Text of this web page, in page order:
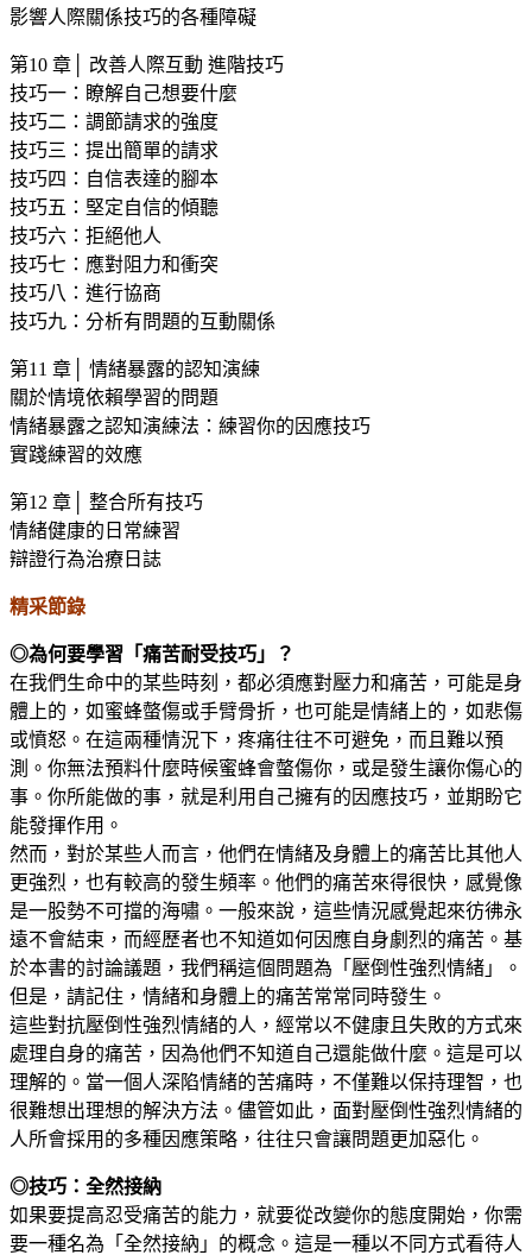
影響人際關係技巧的各種障礙
第10 章│ 改善人際互動 進階技巧
技巧一：瞭解自己想要什麼
技巧二：調節請求的強度
技巧三：提出簡單的請求
技巧四：自信表達的腳本
技巧五：堅定自信的傾聽
技巧六：拒絕他人
技巧七：應對阻力和衝突
技巧八：進行協商
技巧九：分析有問題的互動關係
第11 章│ 情緒暴露的認知演練
關於情境依賴學習的問題
情緒暴露之認知演練法：練習你的因應技巧
實踐練習的效應
第12 章│ 整合所有技巧
情緒健康的日常練習
辯證行為治療日誌
精采節錄
◎為何要學習「痛苦耐受技巧」？
在我們生命中的某些時刻，都必須應對壓力和痛苦，可能是身
體上的，如蜜蜂螫傷或手臂骨折，也可能是情緒上的，如悲傷
或憤怒。在這兩種情況下，疼痛往往不可避免，而且難以預
測。你無法預料什麼時候蜜蜂會螫傷你，或是發生讓你傷心的
事。你所能做的事，就是利用自己擁有的因應技巧，並期盼它
能發揮作用。
然而，對於某些人而言，他們在情緒及身體上的痛苦比其他人
更強烈，也有較高的發生頻率。他們的痛苦來得很快，感覺像
是一股勢不可擋的海嘯。一般來說，這些情況感覺起來彷彿永
遠不會結束，而經歷者也不知道如何因應自身劇烈的痛苦。基
於本書的討論議題，我們稱這個問題為「壓倒性強烈情緒」。
但是，請記住，情緒和身體上的痛苦常常同時發生。
這些對抗壓倒性強烈情緒的人，經常以不健康且失敗的方式來
處理自身的痛苦，因為他們不知道自己還能做什麼。這是可以
理解的。當一個人深陷情緒的苦痛時，不僅難以保持理智，也
很難想出理想的解決方法。儘管如此，面對壓倒性強烈情緒的
人所會採用的多種因應策略，往往只會讓問題更加惡化。
◎技巧：全然接納
如果要提高忍受痛苦的能力，就要從改變你的態度開始，你需
要一種名為「全然接納」的概念。這是一種以不同方式看待人